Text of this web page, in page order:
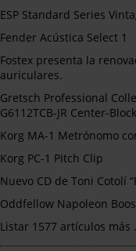
ESP Standard Series
Fender Acústica Select 1
Fostex presenta la
auriculares.
Gretsch Professional
G6112TCB-JR Center-Block
Korg MA-1 Metrónomo
Korg PC-1 Pitch Clip
Nuevo CD de Toni Cotolí
Oddfellow Napoleon
Listar 1577 artículos más